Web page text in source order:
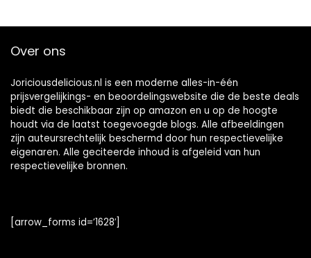
Over ons
Joriciousdelicious.nl is een moderne alles-in-één
prijsvergelijkings- en beoordelingswebsite die de beste deals
biedt die beschikbaar zijn op amazon en u op de hoogte
houdt via de laatst toegevoegde blogs. Alle afbeeldingen
zijn auteursrechtelijk beschermd door hun respectievelijke
eigenaren. Alle geciteerde inhoud is afgeleid van hun
respectievelijke bronnen.
[arrow_forms id=’1628′]